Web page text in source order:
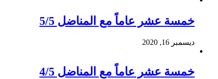
خمسة عشر عاماً مع المناضل 5/5
ديسمبر 16, 2020
خمسة عشر عاماً مع المناضل 4/5